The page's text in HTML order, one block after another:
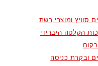
סוויץ ומוצרי רשת
הקלטה היברידי
ובקרת כניסה